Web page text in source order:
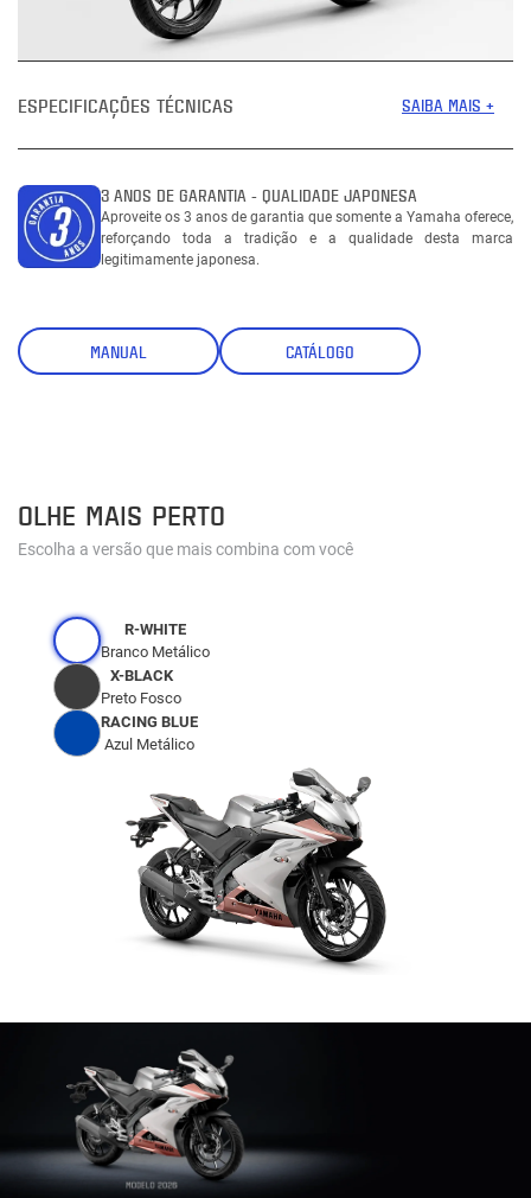
ESPECIFICAÇÕES TÉCNICAS SAIBA MAIS +
3 ANOS DE GARANTIA - QUALIDADE JAPONESA
Aproveite os 3 anos de garantia que somente a Yamaha oferece,
reforçando toda a tradição e a qualidade desta marca
legitimamente japonesa.
MANUAL CATÁLOGO
OLHE MAIS PERTO
Escolha a versão que mais combina com você
R-WHITE
Branco Metálico
X-BLACK
Preto Fosco
RACING BLUE
Azul Metálico